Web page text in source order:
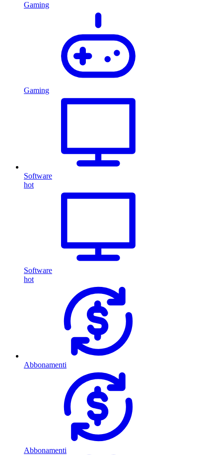
Gaming
Gaming
Software
hot
Software
hot
Abbonamenti
Abbonamenti